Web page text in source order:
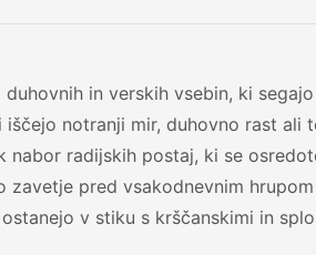
in verskih vsebin, ki
notranji mir, duhovno rast ali
nabor radijskih postaj, ki se
zavetje pred vsakodnevnim
v stiku s krščanskimi in